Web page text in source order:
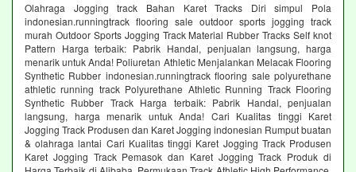
Olahraga Jogging track Bahan Karet Tracks Diri simpul Pola
indonesian.runningtrack flooring sale outdoor sports jogging track
murah Outdoor Sports Jogging Track Material Rubber Tracks Self knot
Pattern Harga terbaik: Pabrik Handal, penjualan langsung, harga
menarik untuk Anda! Poliuretan Athletic Menjalankan Melacak Flooring
Synthetic Rubber indonesian.runningtrack flooring sale polyurethane
athletic running track Polyurethane Athletic Running Track Flooring
Synthetic Rubber Track Harga terbaik: Pabrik Handal, penjualan
langsung, harga menarik untuk Anda! Cari Kualitas tinggi Karet
Jogging Track Produsen dan Karet Jogging indonesian Rumput buatan
& olahraga lantai Cari Kualitas tinggi Karet Jogging Track Produsen
Karet Jogging Track Pemasok dan Karet Jogging Track Produk di